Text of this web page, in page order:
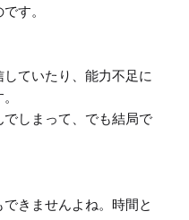
す。
ていたり、能力不足に
でしまって、でも結局で
きませんよね。時間と